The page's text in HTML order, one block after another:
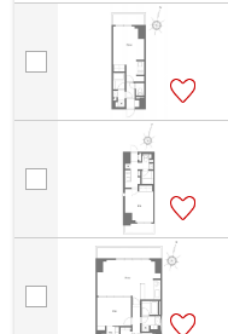
す。こだわりの条件として多い